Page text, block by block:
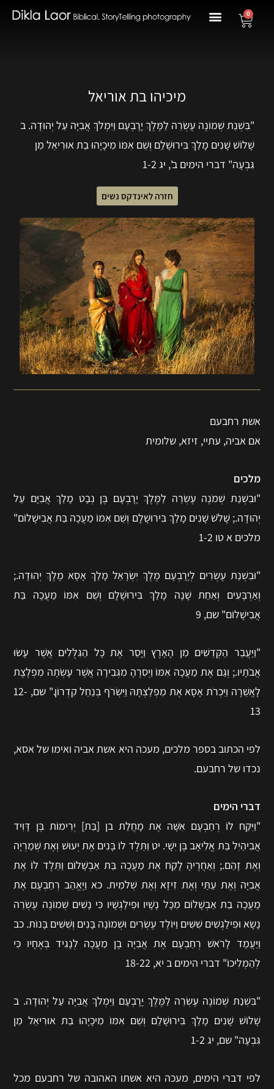
0
מיכיהו בת אוריאל
"בִּשְׁנַת שְׁמוֹנֶה עֶשְׂרֵה לַמֶּלֶךְ יָרָבְעָם וַיִּמְלֹךְ אֲבִיָּה עַל יְהוּדָה. ב
שָׁלוֹשׁ שָׁנִים מָלַךְ בִּירוּשָׁלַ‍ִם וְשֵׁם אִמּוֹ מִיכָיָהוּ בַת אוּרִיאֵל מִן
גִּבְעָה" דברי הימים ב', יג 1-2
חזרה לאינדקס נשים
אשת רחבעם
אם אביה, עתיי, זיזא, שלומית
מלכים
"וּבִשְׁנַת שְׁמֹנֶה עֶשְׂרֵה לַמֶּלֶךְ יָרָבְעָם בֶּן נְבָט מָלַךְ אֲבִיָּם עַל
יְהוּדָה.; שָׁלֹשׁ שָׁנִים מָלַךְ בִּירוּשָׁלָ‍ִם וְשֵׁם אִמּוֹ מַעֲכָה בַּת אֲבִישָׁלוֹם"
מלכים א טו 1-2
"וּבִשְׁנַת עֶשְׂרִים לְיָרָבְעָם מֶלֶךְ יִשְׂרָאֵל מָלַךְ אָסָא מֶלֶךְ יְהוּדָה.;
וְאַרְבָּעִים וְאַחַת שָׁנָה מָלַךְ בִּירוּשָׁלָ‍ִם וְשֵׁם אִמּוֹ מַעֲכָה בַּת
אֲבִישָׁלוֹם" שם, 9
"וַיַּעֲבֵר הַקְּדֵשִׁים מִן הָאָרֶץ וַיָּסַר אֶת כָּל הַגִּלֻּלִים אֲשֶׁר עָשׂוּ
אֲבֹתָיו.; וְגַם אֶת מַעֲכָה אִמּוֹ וַיְסִרֶהָ מִגְּבִירָה אֲשֶׁר עָשְׂתָה מִפְלֶצֶת
לָאֲשֵׁרָה וַיִּכְרֹת אָסָא אֶת מִפְלַצְתָּהּ וַיִּשְׂרֹף בְּנַחַל קִדְרוֹן." שם, 12-
13
לפי הכתוב בספר מלכים, מעכה היא אשת אביה ואימו של אסא,
נכדו של רחבעם.
דברי הימים
"וַיִּקַּח לוֹ רְחַבְעָם אִשָּׁה אֶת מָחֲלַת בן [בַּת] יְרִימוֹת בֶּן דָּוִיד
אֲבִיהַיִל בַּת אֱלִיאָב בֶּן יִשָׁי. יט וַתֵּלֶד לוֹ בָּנִים אֶת יְעוּשׁ וְאֶת שְׁמַרְיָה
וְאֶת זָהַם.; וְאַחֲרֶיהָ לָקַח אֶת מַעֲכָה בַּת אַבְשָׁלוֹם וַתֵּלֶד לוֹ אֶת
אֲבִיָּה וְאֶת עַתַּי וְאֶת זִיזָא וְאֶת שְׁלֹמִית. כא וַיֶּאֱהַב רְחַבְעָם אֶת
מַעֲכָה בַת אַבְשָׁלוֹם מִכָּל נָשָׁיו וּפִילַגְשָׁיו כִּי נָשִׁים שְׁמוֹנֶה עֶשְׂרֵה
נָשָׂא וּפִילַגְשִׁים שִׁשִּׁים וַיּוֹלֶד עֶשְׂרִים וּשְׁמוֹנָה בָּנִים וְשִׁשִּׁים בָּנוֹת. כב
וַיַּעֲמֵד לָרֹאשׁ רְחַבְעָם אֶת אֲבִיָּה בֶן מַעֲכָה לְנָגִיד בְּאֶחָיו כִּי
לְהַמְלִיכוֹ" דברי הימים ב יא, 18-22
"בִּשְׁנַת שְׁמוֹנֶה עֶשְׂרֵה לַמֶּלֶךְ יָרָבְעָם וַיִּמְלֹךְ אֲבִיָּה עַל יְהוּדָה. ב
שָׁלוֹשׁ שָׁנִים מָלַךְ בִּירוּשָׁלַ‍ִם וְשֵׁם אִמּוֹ מִיכָיָהוּ בַת אוּרִיאֵל מִן
גִּבְעָה" שם, יג 1-2
לפי דברי הימים, מעכה היא אשתו האהובה של רחבעם מכל